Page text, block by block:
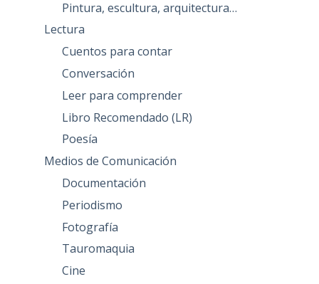
Pintura, escultura, arquitectura…
Lectura
Cuentos para contar
Conversación
Leer para comprender
Libro Recomendado (LR)
Poesía
Medios de Comunicación
Documentación
Periodismo
Fotografía
Tauromaquia
Cine